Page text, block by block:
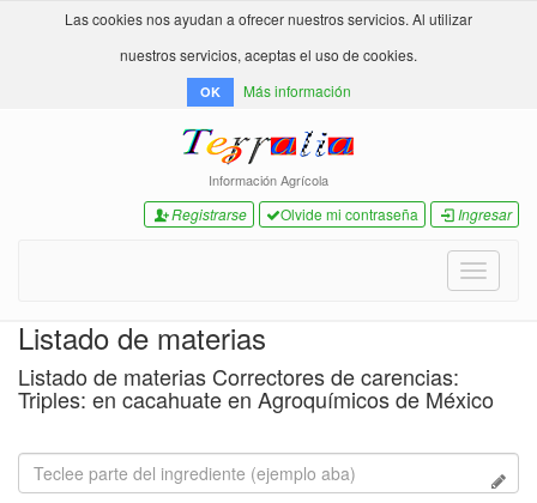
Las cookies nos ayudan a ofrecer nuestros servicios. Al utilizar
nuestros servicios, aceptas el uso de cookies.
OK Más información
Información Agrícola
Registrarse Olvide mi contraseña Ingresar
Toggle
Listado de materias
Listado de materias Correctores de carencias:
Triples: en cacahuate en Agroquímicos de México